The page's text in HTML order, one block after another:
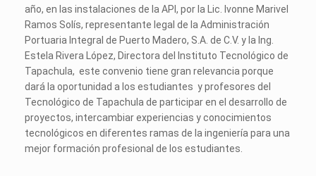
año, en las instalaciones de la API, por la Lic. Ivonne Marivel
Ramos Solís, representante legal de la Administración
Portuaria Integral de Puerto Madero, S.A. de C.V. y la Ing.
Estela Rivera López, Directora del Instituto Tecnológico de
Tapachula, este convenio tiene gran relevancia porque
dará la oportunidad a los estudiantes y profesores del
Tecnológico de Tapachula de participar en el desarrollo de
proyectos, intercambiar experiencias y conocimientos
tecnológicos en diferentes ramas de la ingeniería para una
mejor formación profesional de los estudiantes.